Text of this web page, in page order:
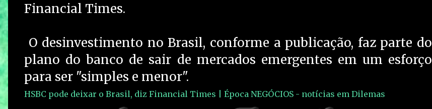
Financial Times.
O desinvestimento no Brasil, conforme a publicação, faz parte do
plano do banco de sair de mercados emergentes em um esforço
para ser "simples e menor".
HSBC pode deixar o Brasil, diz Financial Times | Época NEGÓCIOS - notícias em Dilemas